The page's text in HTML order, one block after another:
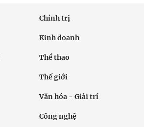
Chính trị
Kinh doanh
Thể thao
Thế giới
Văn hóa - Giải trí
Công nghệ